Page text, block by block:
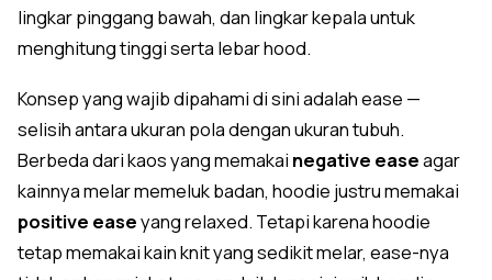
lingkar pinggang bawah, dan lingkar kepala untuk
menghitung tinggi serta lebar hood.
Konsep yang wajib dipahami di sini adalah ease —
selisih antara ukuran pola dengan ukuran tubuh.
Berbeda dari kaos yang memakai negative easeagar
kainnya melar memeluk badan, hoodie justru memakai
positive easeyang relaxed. Tetapi karena hoodie
tetap memakai kain knit yang sedikit melar, ease-nya